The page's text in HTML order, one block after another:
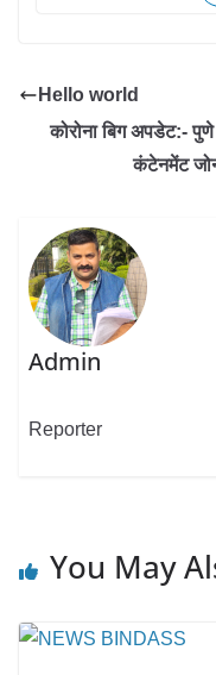
Hello world
कोरोना बिग अपडेट:- पुणे
कंटेनमेंट
Admin
Reporter
You May